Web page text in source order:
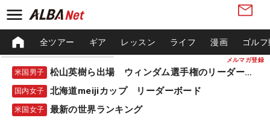
メルマガ登録
全ツアー ギア レッスン ライフ 漫画 ゴル
米国男子 松山英樹ら出場 ウィンダム選手権のリーダーボード
国内女子 北海道meijiカップ リーダーボード
米国女子 最新の世界ランキング